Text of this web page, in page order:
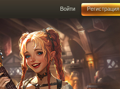
Войти Регистрация